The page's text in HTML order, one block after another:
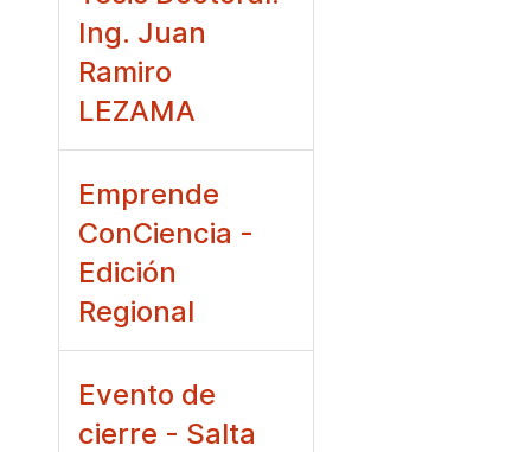
Ing. Juan
Ramiro
LEZAMA
Emprende
ConCiencia -
Edición
Regional
Evento de
cierre - Salta